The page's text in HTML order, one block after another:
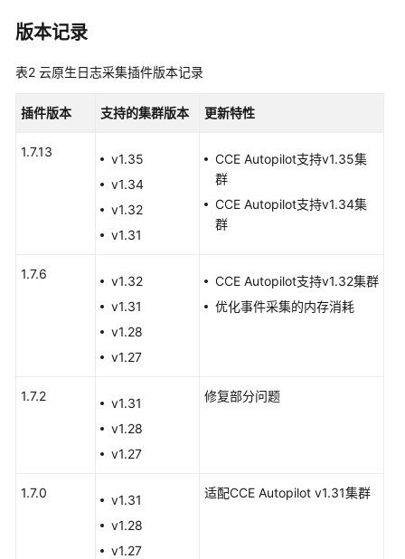
引
擎
插
版本记录
表2 云原生日志采集插件版本记录
插件版本 支持的集群版本 更新特性
1.7.13
v1.35
v1.34
v1.32
v1.31
CCE Autopilot支持v1.35集
群
CCE Autopilot支持v1.34集
群
1.7.6
v1.32
v1.31
v1.28
v1.27
CCE Autopilot支持v1.32集群
优化事件采集的内存消耗
1.7.2
v1.31
v1.28
v1.27
修复部分问题
1.7.0
v1.31
v1.28
v1.27
适配CCE Autopilot v1.31集群